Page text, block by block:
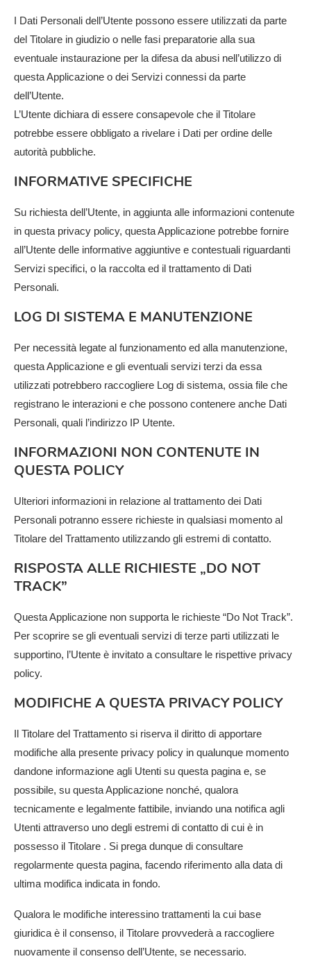
I Dati Personali dell’Utente possono essere utilizzati da parte
del Titolare in giudizio o nelle fasi preparatorie alla sua
eventuale instaurazione per la difesa da abusi nell’utilizzo di
questa Applicazione o dei Servizi connessi da parte
dell’Utente.
L’Utente dichiara di essere consapevole che il Titolare
potrebbe essere obbligato a rivelare i Dati per ordine delle
autorità pubbliche.
INFORMATIVE SPECIFICHE
Su richiesta dell’Utente, in aggiunta alle informazioni contenute
in questa privacy policy, questa Applicazione potrebbe fornire
all’Utente delle informative aggiuntive e contestuali riguardanti
Servizi specifici, o la raccolta ed il trattamento di Dati
Personali.
LOG DI SISTEMA E MANUTENZIONE
Per necessità legate al funzionamento ed alla manutenzione,
questa Applicazione e gli eventuali servizi terzi da essa
utilizzati potrebbero raccogliere Log di sistema, ossia file che
registrano le interazioni e che possono contenere anche Dati
Personali, quali l’indirizzo IP Utente.
INFORMAZIONI NON CONTENUTE IN
QUESTA POLICY
Ulteriori informazioni in relazione al trattamento dei Dati
Personali potranno essere richieste in qualsiasi momento al
Titolare del Trattamento utilizzando gli estremi di contatto.
RISPOSTA ALLE RICHIESTE „DO NOT
TRACK”
Questa Applicazione non supporta le richieste “Do Not Track”.
Per scoprire se gli eventuali servizi di terze parti utilizzati le
supportino, l’Utente è invitato a consultare le rispettive privacy
policy.
MODIFICHE A QUESTA PRIVACY POLICY
Il Titolare del Trattamento si riserva il diritto di apportare
modifiche alla presente privacy policy in qualunque momento
dandone informazione agli Utenti su questa pagina e, se
possibile, su questa Applicazione nonché, qualora
tecnicamente e legalmente fattibile, inviando una notifica agli
Utenti attraverso uno degli estremi di contatto di cui è in
possesso il Titolare . Si prega dunque di consultare
regolarmente questa pagina, facendo riferimento alla data di
ultima modifica indicata in fondo.
Qualora le modifiche interessino trattamenti la cui base
giuridica è il consenso, il Titolare provvederà a raccogliere
nuovamente il consenso dell’Utente, se necessario.